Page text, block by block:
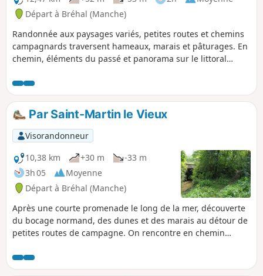
Départ à Bréhal (Manche)
Randonnée aux paysages variés, petites routes et chemins
campagnards traversent hameaux, marais et pâturages. En
chemin, éléments du passé et panorama sur le littoral
descentes !
Par Saint-Martin le Vieux
Visorandonneur
10,38 km
+30 m
-33 m
3h 05
Moyenne
Départ à Bréhal (Manche)
Après une courte promenade le long de la mer, découverte
du bocage normand, des dunes et des marais au détour de
petites routes de campagne. On rencontre en chemin
moutons ou encore un petit cours d'eau caché dans la
verdure…